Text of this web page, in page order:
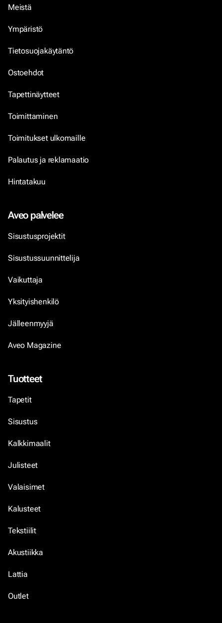
Meistä
Ympäristö
Tietosuojakäytäntö
Ostoehdot
Tapettinäytteet
Toimittaminen
Toimitukset ulkomaille
Palautus ja reklamaatio
Hintatakuu
Aveo palvelee
Sisustusprojektit
Sisustussuunnittelija
Vaikuttaja
Yksityishenkilö
Jälleenmyyjä
Aveo Magazine
Tuotteet
Tapetit
Sisustus
Kalkkimaalit
Julisteet
Valaisimet
Kalusteet
Tekstiilit
Akustiikka
Lattia
Outlet